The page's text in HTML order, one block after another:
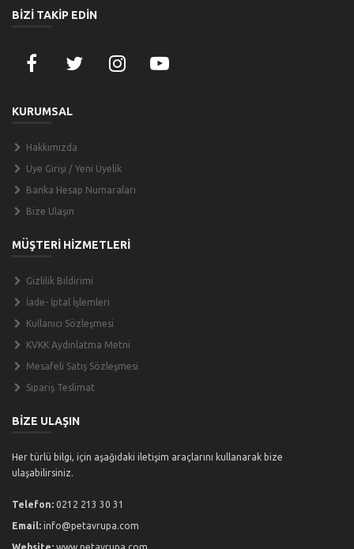
BİZİ TAKİP EDİN
KURUMSAL
Hakkımızda
Üye Girişi / Yeni Üyelik
Banka Hesap Numaraları
Bize Ulaşın
MÜŞTERİ HİZMETLERİ
Gizlilik Bildirimi
İade- İptal İşlemleri
Kullanıcı Sözleşmesi
KVKK Aydınlatma Metni
Mesafeli Satış Sözleşmesi
Sipariş Teslimat
BİZE ULAŞIN
Her türlü bilgi, için aşağıdaki iletişim araçlarını kullanarak bize
ulaşabilirsiniz.
Telefon: 0212 213 30 31
Email: info@petavrupa.com